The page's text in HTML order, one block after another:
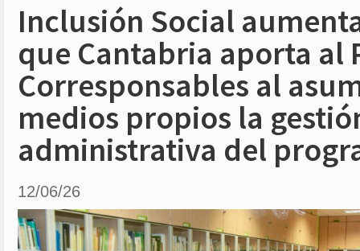
Inclusión Social
que Cantabria aporta al
Corresponsables al
medios propios la
administrativa del
12/06/26